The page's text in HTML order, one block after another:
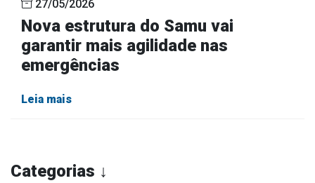
Categorias ↓
27/05/2026
Nova estrutura do Samu vai
garantir mais agilidade nas
emergências
Leia mais